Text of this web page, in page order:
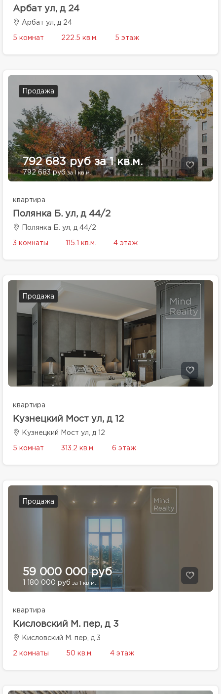
Арбат ул, д 24
Арбат ул, д 24
5 комнат 222.5 кв.м. 5 этаж
Продажа
792 683 руб за 1 кв.м.
792 683 рубза 1 кв.м.
квартира
Полянка Б. ул, д 44/2
Полянка Б. ул, д 44/2
3 комнаты 115.1 кв.м. 4 этаж
Продажа
квартира
Кузнецкий Мост ул, д 12
Кузнецкий Мост ул, д 12
5 комнат 313.2 кв.м. 6 этаж
Продажа
59 000 000 руб
1 180 000 руб за 1 кв.м.
квартира
Кисловский М. пер, д 3
Кисловский М. пер, д 3
2 комнаты 50 кв.м. 4 этаж